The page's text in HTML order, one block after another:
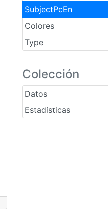
SubjectPcEn
Colores
Type
Colección
Datos
Estadísticas